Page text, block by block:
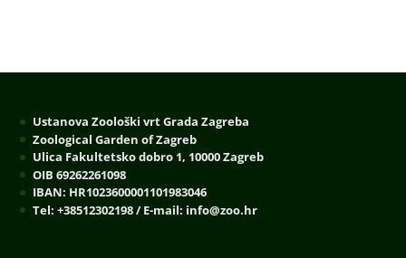
Ustanova Zoološki vrt Grada Zagreba
Zoological Garden of Zagreb
Ulica Fakultetsko dobro 1, 10000 Zagreb
OIB 69262261098
IBAN: HR1023600001101983046
Tel: +38512302198 / E-mail: info@zoo.hr